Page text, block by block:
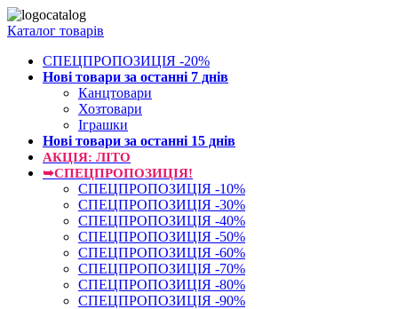
Каталог товарів
СПЕЦПРОПОЗИЦІЯ -20%
Нові товари за останнi 7 днiв
Канцтовари
Хозтовари
Іграшки
Нові товари за останнi 15 днiв
АКЦІЯ: ЛІТО
➥СПЕЦПРОПОЗИЦІЯ!
СПЕЦПРОПОЗИЦІЯ -10%
СПЕЦПРОПОЗИЦІЯ -30%
СПЕЦПРОПОЗИЦІЯ -40%
СПЕЦПРОПОЗИЦІЯ -50%
СПЕЦПРОПОЗИЦІЯ -60%
СПЕЦПРОПОЗИЦІЯ -70%
СПЕЦПРОПОЗИЦІЯ -80%
СПЕЦПРОПОЗИЦІЯ -90%